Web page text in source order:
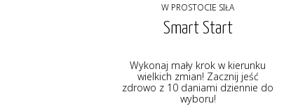
W PROSTOCIE SIŁA
Smart Start
Wykonaj mały krok w kierunku
wielkich zmian! Zacznij jeść
zdrowo z 10 daniami dziennie do
wyboru!